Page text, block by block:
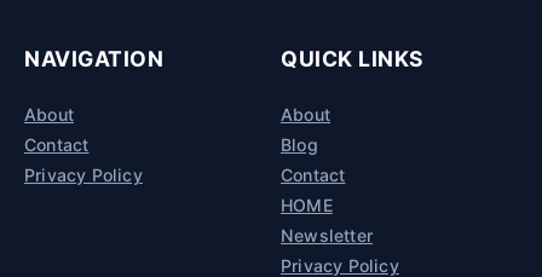
NAVIGATION
About
Contact
Privacy Policy
QUICK LINKS
About
Blog
Contact
HOME
Newsletter
Privacy Policy